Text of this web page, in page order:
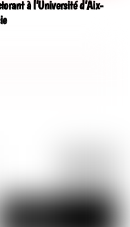
à l’Université d’Aix-